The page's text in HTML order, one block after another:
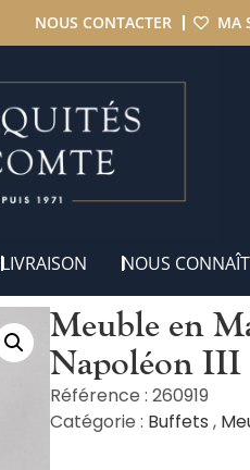
NOUS CONTACTER MA
LIVRAISON NOUS
Meuble en
Napoléon
Référence : 260919
Catégorie : Buffets ,